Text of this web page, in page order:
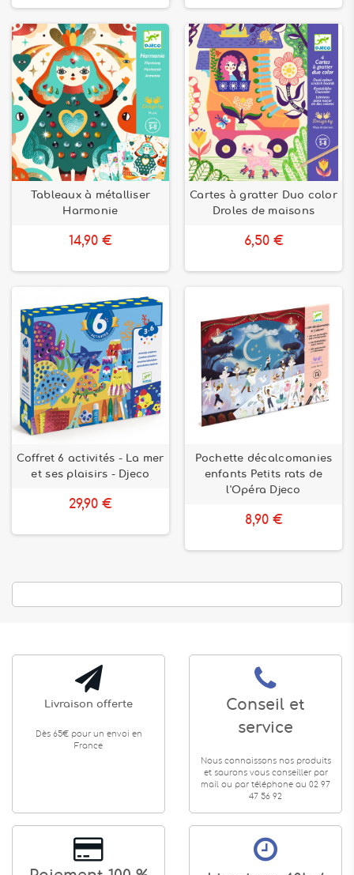
Tableaux à métalliser
Harmonie
14,90 €
Cartes à gratter Duo color
Droles de maisons
6,50 €
Coffret 6 activités - La mer
et ses plaisirs - Djeco
29,90 €
Pochette décalcomanies
enfants Petits rats de
l'Opéra Djeco
8,90 €
Livraison offerte
Dès 65€ pour un envoi en
France
Conseil et
service
Nous connaissons nos produits
et saurons vous conseiller par
mail ou par téléphone au 02 97
47 56 92